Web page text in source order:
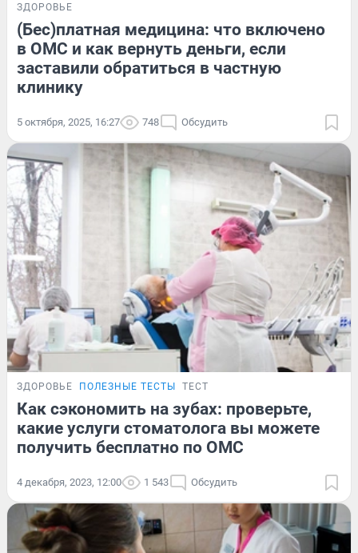
ЗДОРОВЬЕ
(Бес)платная медицина: что включено
в ОМС и как вернуть деньги, если
заставили обратиться в частную
клинику
5 октября, 2025, 16:27 748 Обсудить
ЗДОРОВЬЕ ПОЛЕЗНЫЕ ТЕСТЫ ТЕСТ
Как сэкономить на зубах: проверьте,
какие услуги стоматолога вы можете
получить бесплатно по ОМС
4 декабря, 2023, 12:00 1 543 Обсудить